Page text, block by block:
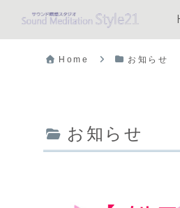
Home お知らせ
お知らせ